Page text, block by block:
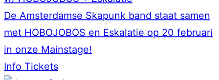
De Amsterdamse Skapunk band staat samen
met HOBOJOBOS en Eskalatie op 20 februari
in onze Mainstage!
Info Tickets